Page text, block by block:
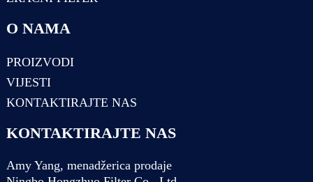
O NAMA
PROIZVODI
VIJESTI
KONTAKTIRAJTE NAS
KONTAKTIRAJTE NAS
Amy Yang, menadžerica prodaje